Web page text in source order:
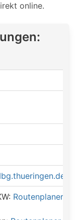
online.
Routenplaner